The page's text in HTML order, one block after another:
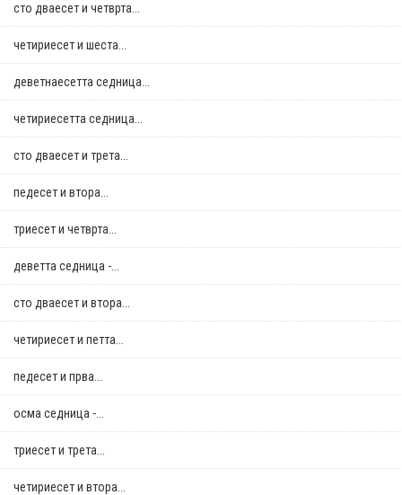
сто дваесет и четврта...
четириесет и шеста...
деветнаесетта седница...
четириесетта седница...
сто дваесет и трета...
педесет и втора...
триесет и четврта...
деветта седница -...
сто дваесет и втора...
четириесет и петта...
педесет и прва...
осма седница -...
триесет и трета...
четириесет и втора...